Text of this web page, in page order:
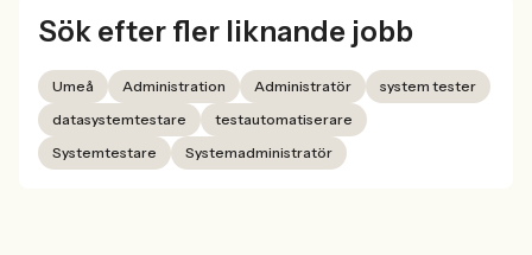
Sök efter fler liknande jobb
Umeå Administration Administratör
system tester
datasystemtestare
testautomatiserare
Systemtestare
Systemadministratör